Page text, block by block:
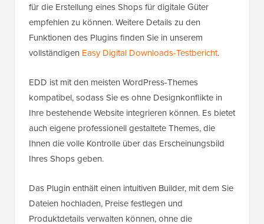
für die Erstellung eines Shops für digitale Güter
empfehlen zu können. Weitere Details zu den
Funktionen des Plugins finden Sie in unserem
vollständigen Easy Digital Downloads-Testbericht.
EDD ist mit den meisten WordPress-Themes
kompatibel, sodass Sie es ohne Designkonflikte in
Ihre bestehende Website integrieren können. Es bietet
auch eigene professionell gestaltete Themes, die
Ihnen die volle Kontrolle über das Erscheinungsbild
Ihres Shops geben.
Das Plugin enthält einen intuitiven Builder, mit dem Sie
Dateien hochladen, Preise festlegen und
Produktdetails verwalten können, ohne die